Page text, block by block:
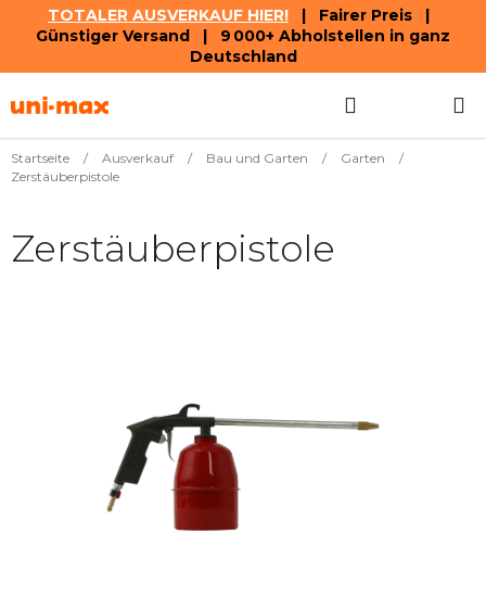
TOTALER AUSVERKAUF HIER! | Fairer Preis |
Günstiger Versand | 9 000+ Abholstellen in ganz
Deutschland
Inhalt
Startseite / Ausverkauf / Bau und Garten / Garten
/
Zerstäuberpistole
Zerstäuberpistole